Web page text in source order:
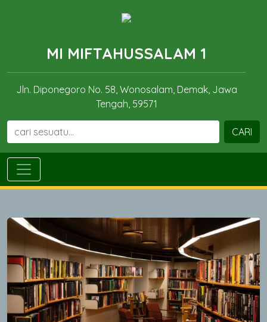
MI MIFTAHUSSALAM 1
Jln. Diponegoro No. 58, Wonosalam, Demak, Jawa
Tengah, 59571
CARI